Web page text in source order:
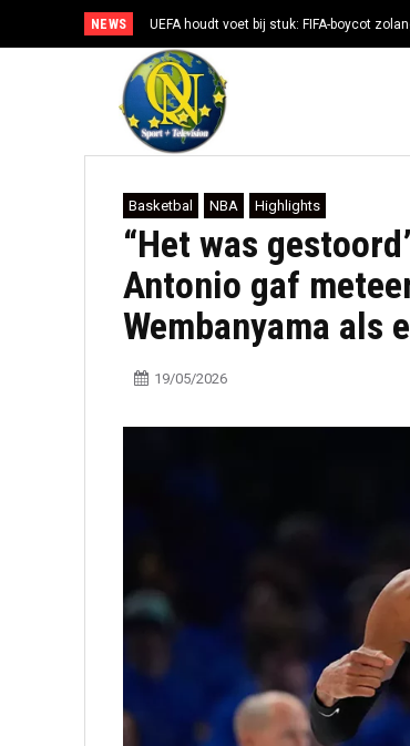
NEWS UEFA houdt voet bij stuk: FIFA-boycot
Basketbal NBA Highlights
“Het was
Antonio gaf
Wembanyama als
19/05/2026